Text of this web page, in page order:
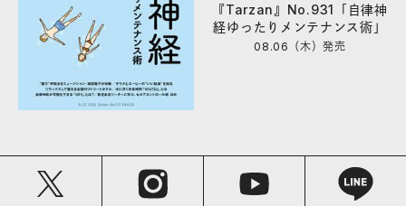
『Tarzan』No.931「自律神
経ゆったりメンテナンス術」
08.06（木）発売